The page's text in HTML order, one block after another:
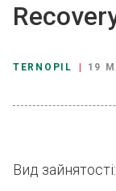
TERNOPIL 19
Вид зайнятості: